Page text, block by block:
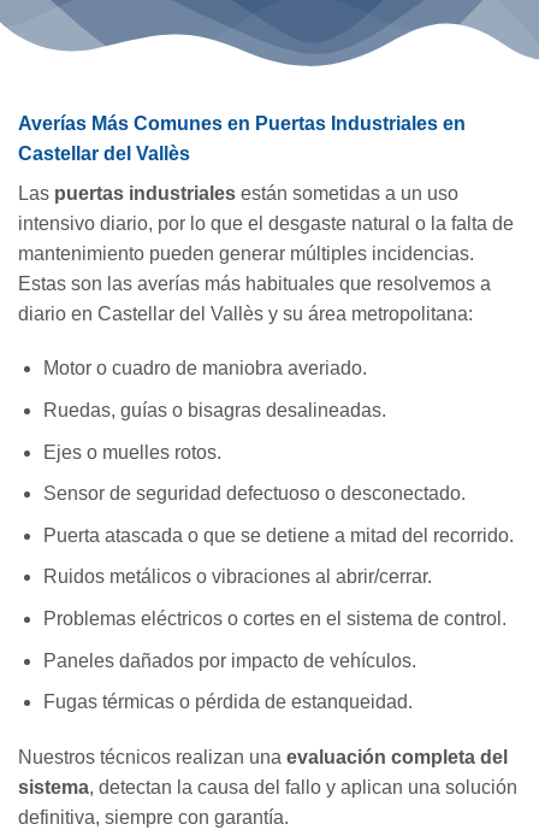
Averías Más Comunes en Puertas Industriales en
Castellar del Vallès
Las puertas industriales están sometidas a un uso
intensivo diario, por lo que el desgaste natural o la falta de
mantenimiento pueden generar múltiples incidencias.
Estas son las averías más habituales que resolvemos a
diario en Castellar del Vallès y su área metropolitana:
Motor o cuadro de maniobra averiado.
Ruedas, guías o bisagras desalineadas.
Ejes o muelles rotos.
Sensor de seguridad defectuoso o desconectado.
Puerta atascada o que se detiene a mitad del recorrido.
Ruidos metálicos o vibraciones al abrir/cerrar.
Problemas eléctricos o cortes en el sistema de control.
Paneles dañados por impacto de vehículos.
Fugas térmicas o pérdida de estanqueidad.
Nuestros técnicos realizan una evaluación completa del
sistema, detectan la causa del fallo y aplican una solución
definitiva, siempre con garantía.